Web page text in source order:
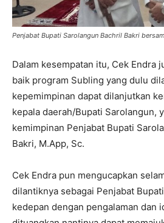
Penjabat Bupati Sarolangun Bachril Bakri
Dalam kesempatan itu, Cek Endra
baik program Subling yang dulu
kepemimpinan dapat dilanjutkan
kepala daerah/Bupati Sarolangun,
kemimpinan Penjabat Bupati
Bakri, M.App, Sc.
Cek Endra pun mengucapkan
dilantiknya sebagai Penjabat
kedepan dengan pengalaman dan